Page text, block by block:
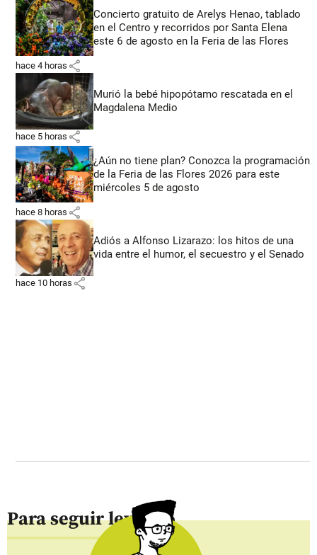
Concierto gratuito de Arelys Henao, tablado
en el Centro y recorridos por Santa Elena
este 6 de agosto en la Feria de las Flores
hace 4 horas share
Murió la bebé hipopótamo rescatada en el
Magdalena Medio
hace 5 horas share
¿Aún no tiene plan? Conozca la programación
de la Feria de las Flores 2026 para este
miércoles 5 de agosto
hace 8 horas share
Adiós a Alfonso Lizarazo: los hitos de una
vida entre el humor, el secuestro y el Senado
hace 10 horas share
Para seguir leyendo